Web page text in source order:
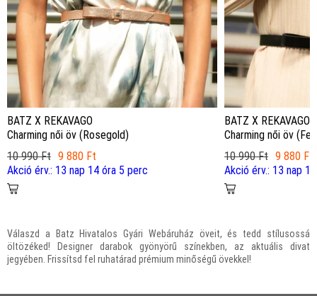
BATZ X REKAVAGO
Charming női öv (Rosegold)
10 990 Ft 9 880 Ft
Akció érv.: 13 nap 14 óra 5 perc
BATZ X REKAVAGO
Charming női öv
10 990 Ft 9 880 Ft
Akció érv.: 13 nap
Válaszd a Batz Hivatalos Gyári Webáruház öveit, és tedd stílusossá
öltözéked! Designer darabok gyönyörű színekben, az aktuális divat
jegyében. Frissítsd fel ruhatárad prémium minőségű övekkel!